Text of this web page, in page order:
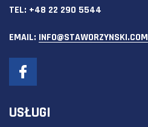
TEL: +48 22 290 5544
EMAIL: INFO@STAWORZYNSKI.COM
USŁUGI